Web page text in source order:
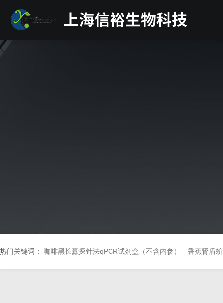
热门关键词： 咖啡黑长蠹探针法qPCR试剂盒（不含内参） 香蕉肾盾